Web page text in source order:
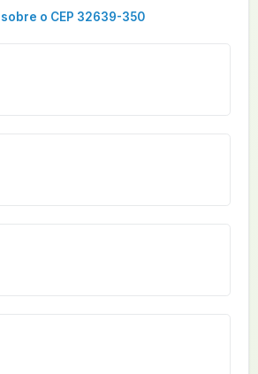
o CEP 32639-350